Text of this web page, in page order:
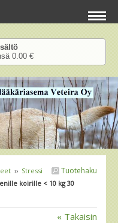
0.00 €
Tuotehaku
›› Stressi
koirille < 10 kg 30
« Takaisin